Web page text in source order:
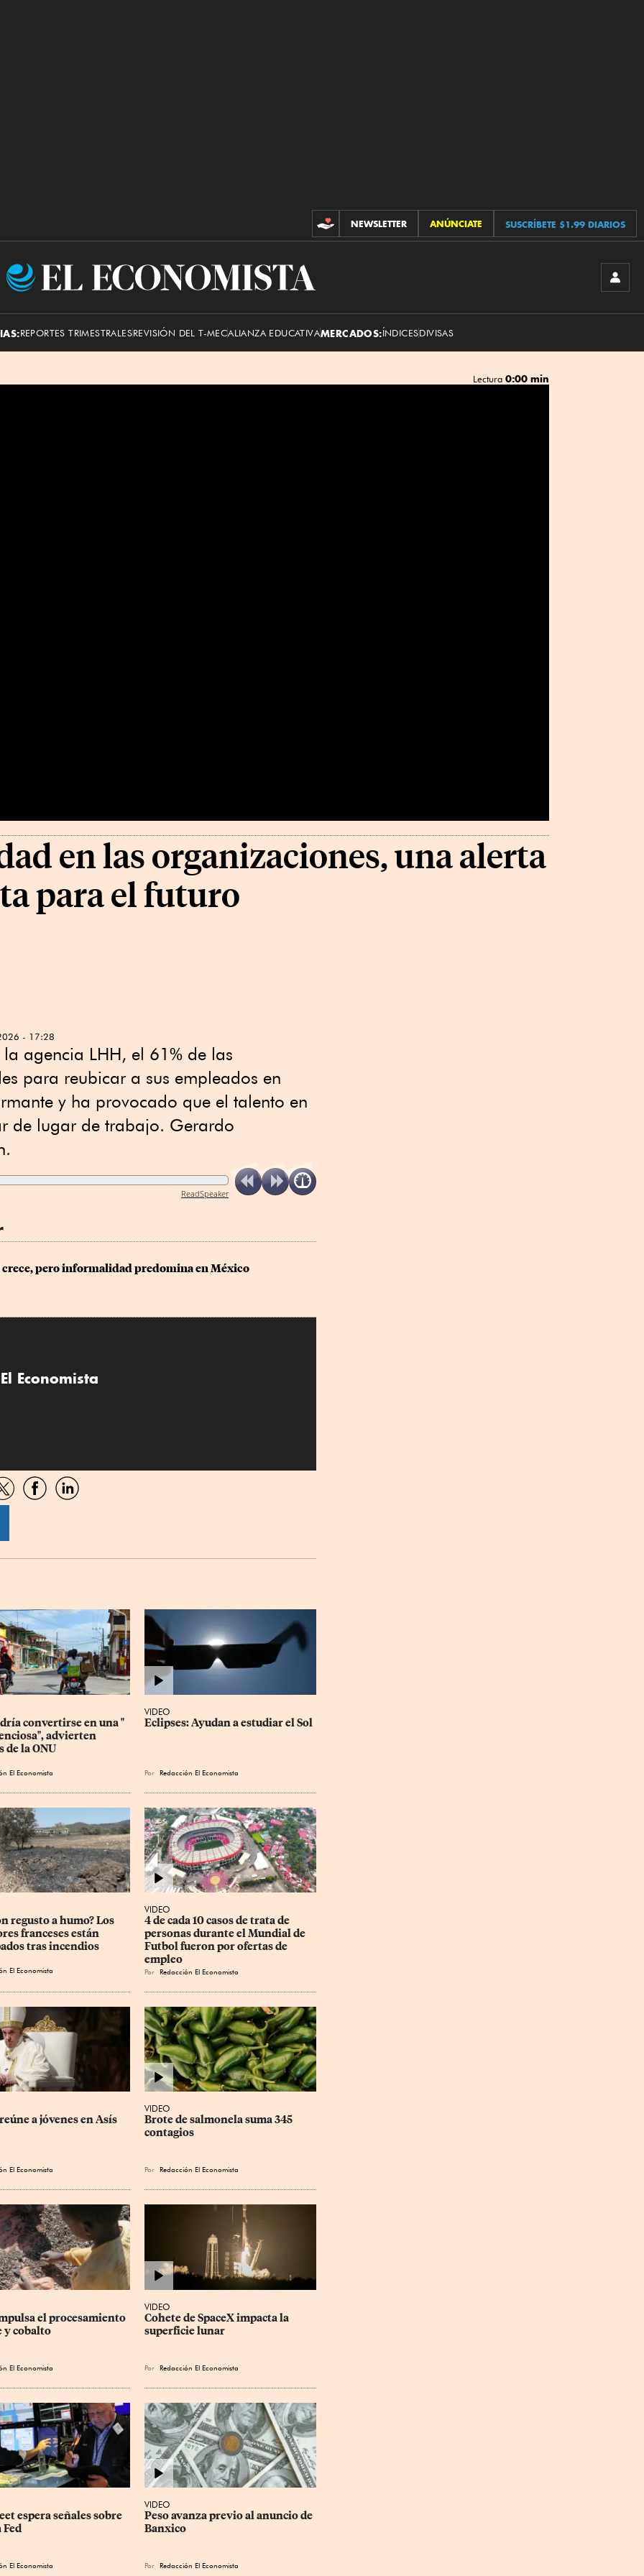
CONTRIBUCIONES
NEWSLETTER ANÚNCIATE SUSCRÍBETE $1.99 DIARIOS
El
REPORTES TRIMESTRALESREVISIÓN DEL T-MECALIANZA EDUCATIVAMERCADOS:ÍNDICESDIVISAS
Lectura 0:00 min
en las organizaciones, una alerta
para el futuro
- 17:28
agencia LHH, el 61% de las
para reubicar a sus empleados en
y ha provocado que el talento en
de lugar de trabajo. Gerardo
ReadSpeaker
pero informalidad predomina en México
Economista
Compartir
por
CompartirCompartir
convertirse en una "
advierten
de la ONU
El Economista
VIDEO
Eclipses: Ayudan a estudiar el Sol
Por Redacción El Economista
regusto a humo? Los
franceses están
tras incendios
El Economista
VIDEO
4 de cada 10 casos de trata de
personas durante el Mundial de
Futbol fueron por ofertas de
empleo
Por Redacción El Economista
a jóvenes en Asís
El Economista
VIDEO
Brote de salmonela suma 345
contagios
Por Redacción El Economista
el procesamiento
y cobalto
El Economista
VIDEO
Cohete de SpaceX impacta la
superficie lunar
Por Redacción El Economista
espera señales sobre
El Economista
VIDEO
Peso avanza previo al anuncio de
Banxico
Por Redacción El Economista